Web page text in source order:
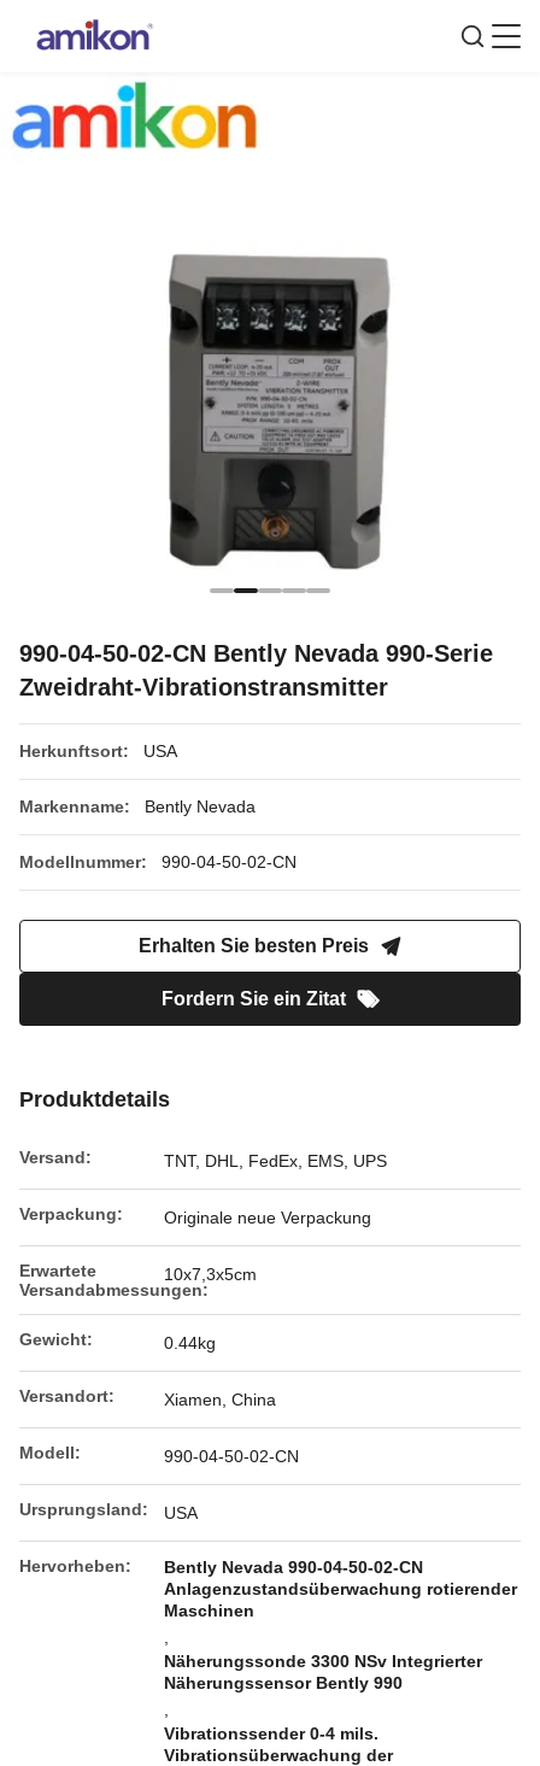
990-04-50-02-CN Bently Nevada 990-Serie
Zweidraht-Vibrationstransmitter
Herkunftsort: USA
Markenname: Bently Nevada
Modellnummer: 990-04-50-02-CN
Erhalten Sie besten Preis
Fordern Sie ein Zitat
Produktdetails
Versand: TNT, DHL, FedEx, EMS, UPS
Verpackung: Originale neue Verpackung
Erwartete
Versandabmessungen:
10x7,3x5cm
Gewicht: 0.44kg
Versandort: Xiamen, China
Modell: 990-04-50-02-CN
Ursprungsland: USA
Hervorheben:
Bently Nevada 990-04-50-02-CN
Anlagenzustandsüberwachung rotierender
Maschinen
Näherungssonde 3300 NSv Integrierter
Näherungssensor Bently 990
Vibrationssender 0-4 mils.
Vibrationsüberwachung der